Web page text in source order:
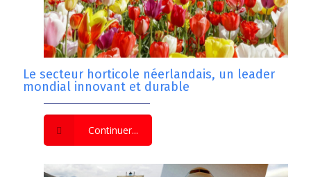
Le secteur horticole néerlandais, un leader
mondial innovant et durable
Continuer...